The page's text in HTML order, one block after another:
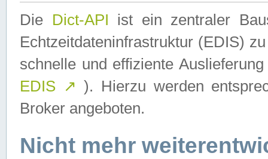
Die Dict-API ist ein zentraler
Echtzeitdateninfrastruktur (EDIS)
schnelle und effiziente
EDIS ↗ ). Hierzu werden
Broker angeboten.
Nicht mehr